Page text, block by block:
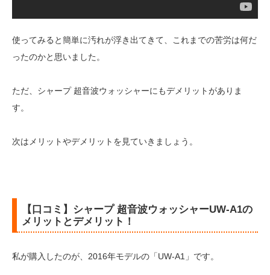
使ってみると簡単に汚れが浮き出てきて、これまでの苦労は何だ
ったのかと思いました。
ただ、シャープ 超音波ウォッシャーにもデメリットがありま
す。
次はメリットやデメリットを見ていきましょう。
【口コミ】シャープ 超音波ウォッシャーUW-A1の
メリットとデメリット！
私が購入したのが、2016年モデルの「UW-A1」です。